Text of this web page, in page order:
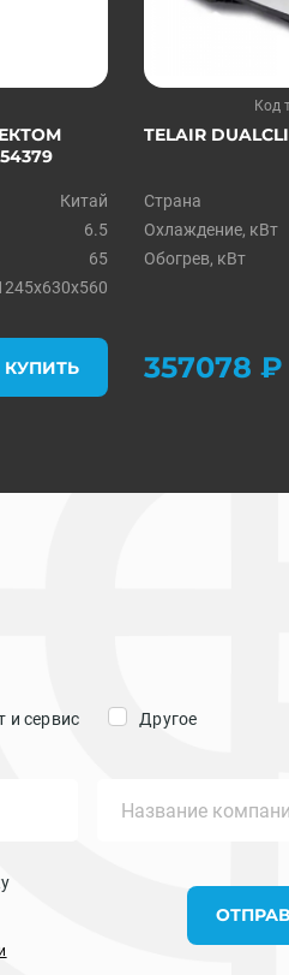
Китай
6.5
65
КУПИТЬ
Код
TELAIR
Страна
Охлаждение, кВт
Обогрев, кВт
357078 ₽
и сервис Другое